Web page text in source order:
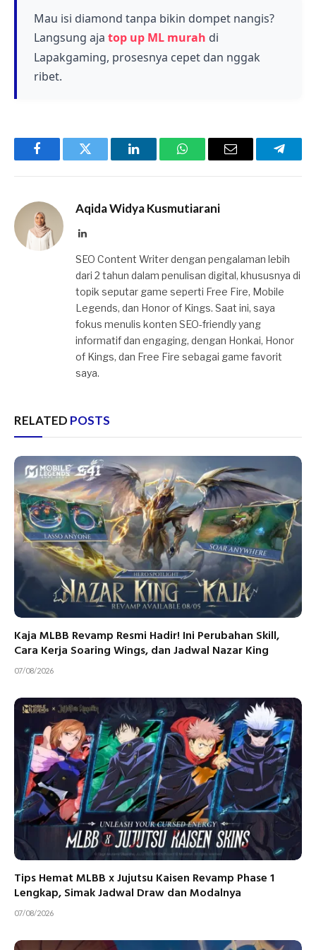
Baca juga To The Stars MLBB: Cara
Menyelesaikan Event Johnson ML 3-1
sampai 3-7
lain, sehingga penting untuk memastikan Anda
memasukkan Zone ID yang benar saat
melakukan transaksi.
Mau isi diamond tanpa bikin dompet nangis?
Langsung aja top up ML murah di
Lapakgaming, prosesnya cepet dan nggak
ribet.
FacebookTwitter LinkedInWhatsAppEmail
Aqida Widya Kusmutiarani
LinkedIn
SEO Content Writer dengan pengalaman lebih
dari 2 tahun dalam penulisan digital, khususnya di
topik seputar game seperti Free Fire, Mobile
Legends, dan Honor of Kings. Saat ini, saya
fokus menulis konten SEO-friendly yang
informatif dan engaging, dengan Honkai, Honor
of Kings, dan Free Fire sebagai game favorit
saya.
RELATED POSTS
Kaja MLBB Revamp Resmi Hadir! Ini Perubahan Skill,
Cara Kerja Soaring Wings, dan Jadwal Nazar King
07/08/2026
Tips Hemat MLBB x Jujutsu Kaisen Revamp Phase 1
Lengkap, Simak Jadwal Draw dan Modalnya
07/08/2026